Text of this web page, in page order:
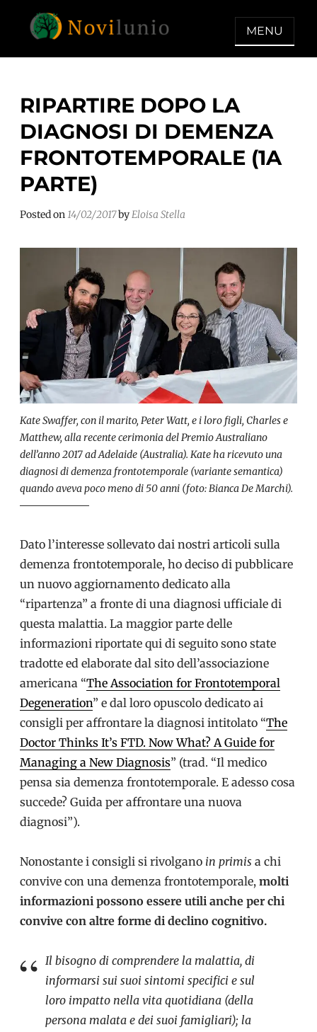
NOVILUNIO
Un aiuto con concreto dopo la
MENU
RIPARTIRE DOPO LA
DIAGNOSI DI DEMENZA
FRONTOTEMPORALE (1A
PARTE)
Posted on14/02/2017byEloisa Stella
Kate Swaffer, con il marito, Peter Watt, e i loro figli, Charles e
Matthew, alla recente cerimonia del Premio Australiano
dell’anno 2017 ad Adelaide (Australia). Kate ha ricevuto una
diagnosi di demenza frontotemporale (variante semantica)
quando aveva poco meno di 50 anni (foto: Bianca De Marchi).
Dato l’interesse sollevato dai nostri articoli sulla
demenza frontotemporale, ho deciso di pubblicare
un nuovo aggiornamento dedicato alla
“ripartenza” a fronte di una diagnosi ufficiale di
questa malattia. La maggior parte delle
informazioni riportate qui di seguito sono state
tradotte ed elaborate dal sito dell’associazione
americana “The Association for Frontotemporal
Degeneration” e dal loro opuscolo dedicato ai
consigli per affrontare la diagnosi intitolato “The
Doctor Thinks It’s FTD. Now What? A Guide for
Managing a New Diagnosis” (trad. “Il medico
pensa sia demenza frontotemporale. E adesso cosa
succede? Guida per affrontare una nuova
diagnosi”).
Nonostante i consigli si rivolgano in primis a chi
convive con una demenza frontotemporale, molti
informazioni possono essere utili anche per chi
convive con altre forme di declino cognitivo.
Il bisogno di comprendere la malattia, di
informarsi sui suoi sintomi specifici e sul
loro impatto nella vita quotidiana (della
persona malata e dei suoi famigliari); la